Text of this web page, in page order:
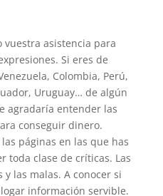
vuestra asistencia para
Si eres de
Colombia, Perú,
Uruguay… de algún
agradaría entender las
conseguir dinero.
páginas en las que has
toda clase de críticas. Las
las malas. A conocer si
información servible.